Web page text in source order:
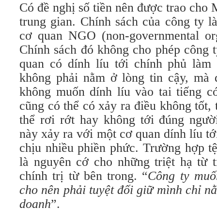
Có đề nghị số tiền nên được trao cho
trung gian. Chính sách của công ty
cơ quan NGO (non-governmental
Chính sách đó không cho phép công
quan có dính líu tới chính phủ
không phải nằm ở lòng tin cậy, mà
không muốn dính líu vào tai tiếng
cũng có thể có xảy ra điều không
thể rơi rớt hay không tới đúng
này xảy ra với một cơ quan dính líu
chịu nhiều phiền phức. Trường hợp
là nguyên cớ cho những triệt hạ từ
chính trị từ bên trong. “Công ty
cho nên phải tuyệt đối giữ mình chỉ
doanh”.